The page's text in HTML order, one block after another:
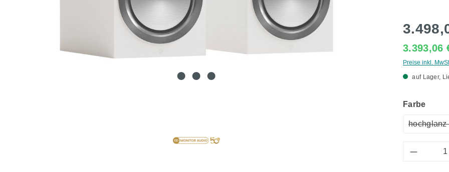
3.393,06
Preise inkl.
auf Lager,
Farbe
hochglanz